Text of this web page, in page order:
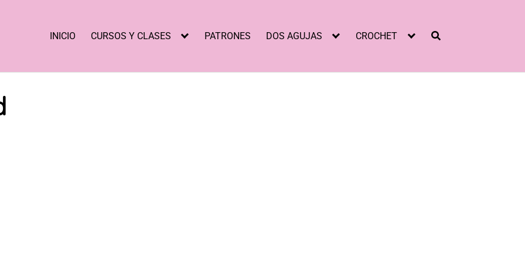
INICIO CURSOS Y CLASES PATRONES DOS AGUJAS CROCHET